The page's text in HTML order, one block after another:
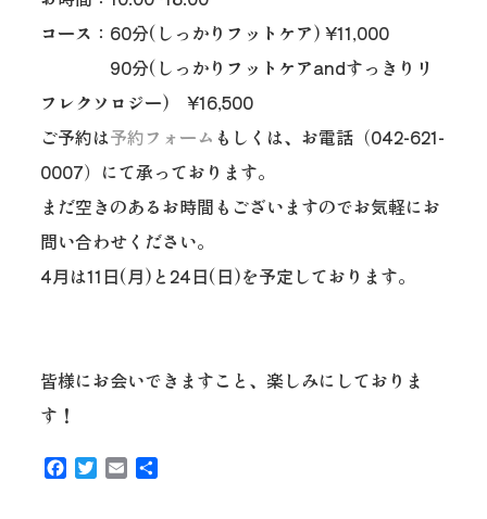
コース：60分(しっかりフットケア) ¥11,000
90分(しっかりフットケアandすっきりリ
フレクソロジー) ¥16,500
ご予約は予約フォーム もしくは、お電話（042-621-
0007）にて承っております。
まだ空きのあるお時間もございますのでお気軽にお
問い合わせください。
4月は11日(月)と24日(日)を予定しております。
皆様にお会いできますこと、楽しみにしておりま
す！
Facebook
Twitter
Email共